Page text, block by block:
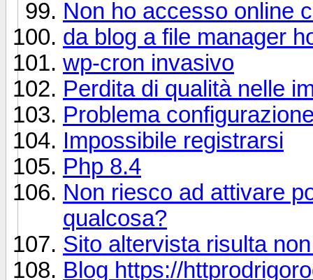
Non ho accesso online
da blog a file manager
wp-cron invasivo
Perdita di qualità nelle
Problema
Impossibile registrarsi
Php 8.4
Non riesco ad attivare
qualcosa?
Sito altervista risulta
Blog https://